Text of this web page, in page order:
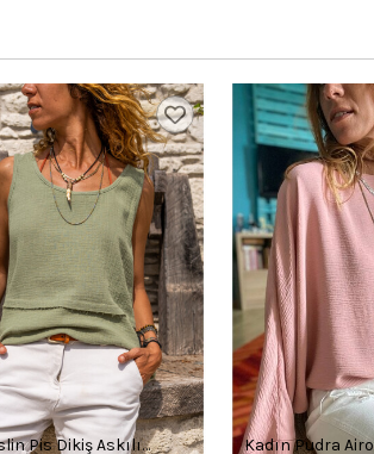
Pis Dikiş Askılı
Kadın Pudra